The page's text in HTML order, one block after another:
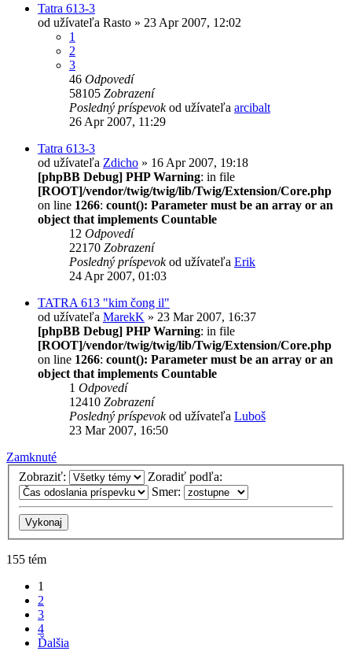
Tatra 613-3
od užívateľa Rasto » 23 Apr 2007, 12:02
1
2
3
46 Odpovedí
58105 Zobrazení
Posledný príspevokod užívateľa arcibalt
26 Apr 2007, 11:29
Tatra 613-3
od užívateľa Zdicho » 16 Apr 2007, 19:18
[phpBB Debug] PHP Warning: in file
[ROOT]/vendor/twig/twig/lib/Twig/Extension/Core.php
on line 1266: count(): Parameter must be an array or an
object that implements Countable
12 Odpovedí
22170 Zobrazení
Posledný príspevokod užívateľa Erik
24 Apr 2007, 01:03
TATRA 613 "kim čong il"
od užívateľa MarekK » 23 Mar 2007, 16:37
[phpBB Debug] PHP Warning: in file
[ROOT]/vendor/twig/twig/lib/Twig/Extension/Core.php
on line 1266: count(): Parameter must be an array or an
object that implements Countable
1 Odpovedí
12410 Zobrazení
Posledný príspevokod užívateľa Luboš
23 Mar 2007, 16:50
Zamknuté
Zobraziť:
Zoradiť podľa:
Smer:
155 tém
1
2
3
4
Ďalšia